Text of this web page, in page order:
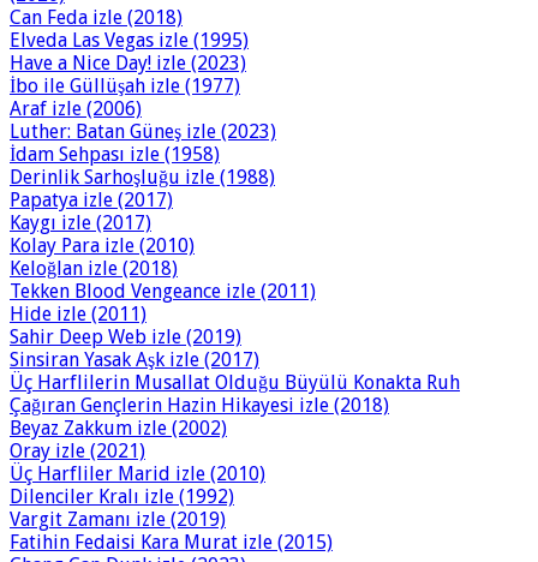
Can Feda izle (2018)
Elveda Las Vegas izle (1995)
Have a Nice Day! izle (2023)
İbo ile Güllüşah izle (1977)
Araf izle (2006)
Luther: Batan Güneş izle (2023)
İdam Sehpası izle (1958)
Derinlik Sarhoşluğu izle (1988)
Papatya izle (2017)
Kaygı izle (2017)
Kolay Para izle (2010)
Keloğlan izle (2018)
Tekken Blood Vengeance izle (2011)
Hide izle (2011)
Sahir Deep Web izle (2019)
Sinsiran Yasak Aşk izle (2017)
Üç Harflilerin Musallat Olduğu Büyülü Konakta Ruh
Çağıran Gençlerin Hazin Hikayesi izle (2018)
Beyaz Zakkum izle (2002)
Oray izle (2021)
Üç Harfliler Marid izle (2010)
Dilenciler Kralı izle (1992)
Vargit Zamanı izle (2019)
Fatihin Fedaisi Kara Murat izle (2015)